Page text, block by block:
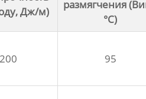
Дж/м)
размягчения
°C)
200 95